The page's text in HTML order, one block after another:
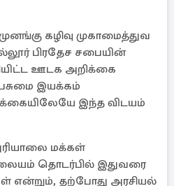
கழிவு முகாமைத்துவ
பிரதேச சபையின்
ஊடக அறிக்கை
இயக்கம்
இந்த விடயம்
மக்கள்
தொடர்பில் இதுவரை
என்றும், தற்போது அரசியல்